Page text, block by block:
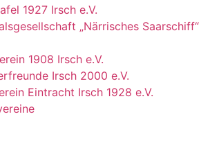
1927 Irsch e.V.
„Närrisches Saarschiff“
1908 Irsch e.V.
Irsch 2000 e.V.
Eintracht Irsch 1928 e.V.